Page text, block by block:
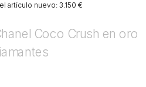
artículo nuevo: 3.150 €